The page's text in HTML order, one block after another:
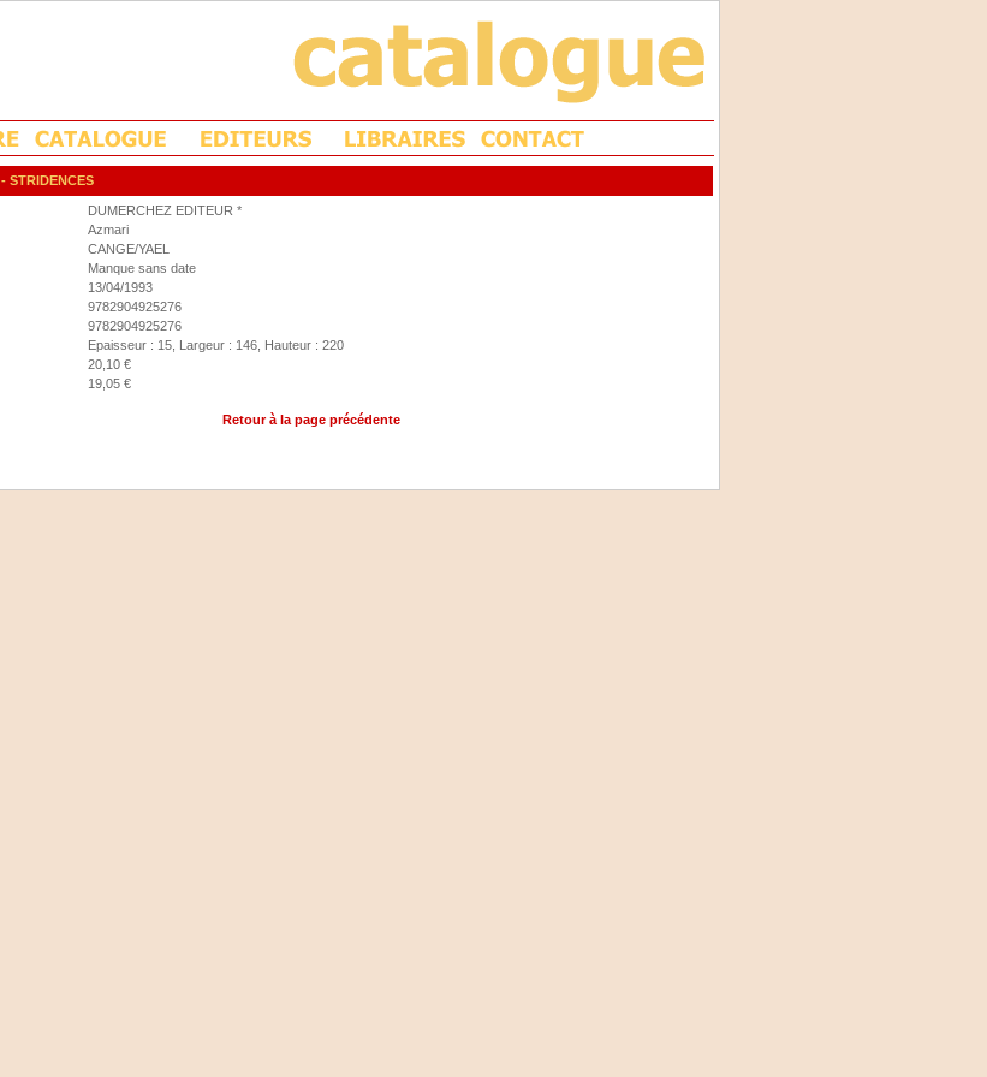
- STRIDENCES
DUMERCHEZ EDITEUR *
Azmari
CANGE/YAEL
Manque sans date
13/04/1993
9782904925276
9782904925276
Epaisseur : 15, Largeur : 146, Hauteur : 220
20,10 €
19,05 €
Retour à la page précédente